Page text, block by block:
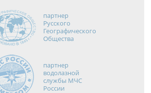
партнер
Русского
Географического
Общества
партнер
водолазной
службы МЧС
России